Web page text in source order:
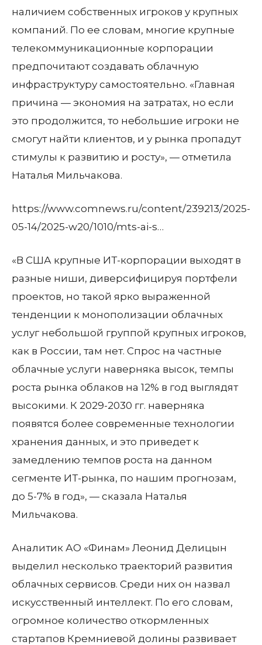
наличием собственных игроков у крупных
компаний. По ее словам, многие крупные
телекоммуникационные корпорации
предпочитают создавать облачную
инфраструктуру самостоятельно. «Главная
причина — экономия на затратах, но если
это продолжится, то небольшие игроки не
смогут найти клиентов, и у рынка пропадут
стимулы к развитию и росту», — отметила
Наталья Мильчакова.
https://www.comnews.ru/content/239213/2025-
05-14/2025-w20/1010/mts-ai-s…
«В США крупные ИТ-корпорации выходят в
разные ниши, диверсифицируя портфели
проектов, но такой ярко выраженной
тенденции к монополизации облачных
услуг небольшой группой крупных игроков,
как в России, там нет. Спрос на частные
облачные услуги наверняка высок, темпы
роста рынка облаков на 12% в год выглядят
высокими. К 2029-2030 гг. наверняка
появятся более современные технологии
хранения данных, и это приведет к
замедлению темпов роста на данном
сегменте ИТ-рынка, по нашим прогнозам,
до 5-7% в год», — сказала Наталья
Мильчакова.
Аналитик АО «Финам» Леонид Делицын
выделил несколько траекторий развития
облачных сервисов. Среди них он назвал
искусственный интеллект. По его словам,
огромное количество откормленных
стартапов Кремниевой долины развивает